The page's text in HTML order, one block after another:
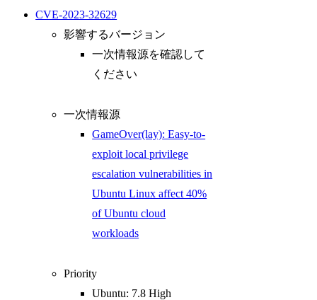
CVE-2023-32629
影響するバージョン
一次情報源を確認して
ください
一次情報源
GameOver(lay): Easy-to-
exploit local privilege
escalation vulnerabilities in
Ubuntu Linux affect 40%
of Ubuntu cloud
workloads
Priority
Ubuntu: 7.8 High